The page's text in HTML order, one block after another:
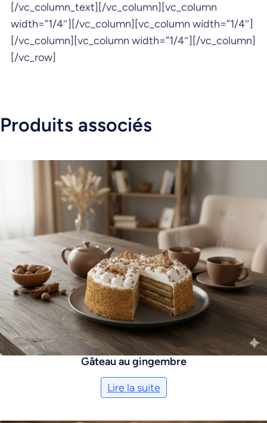
[/vc_column_text][/vc_column][vc_column
width=”1/4″][/vc_column][vc_column width=”1/4″]
[/vc_column][vc_column width=”1/4″][/vc_column]
[/vc_row]
Produits associés
Gâteau au gingembre
Lire la suite